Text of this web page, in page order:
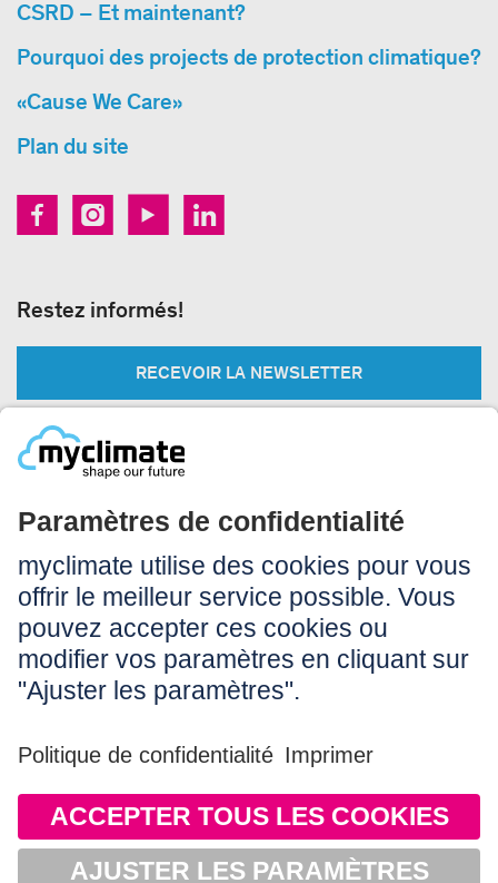
CSRD – Et maintenant?
Pourquoi des projects de protection climatique?
«Cause We Care»
Plan du site
Restez informés!
RECEVOIR LA NEWSLETTER
Impressum
Conditions d’utilisation
CGV
Protection des données